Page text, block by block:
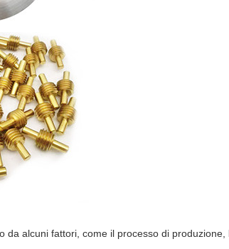
alcuni fattori, come il processo di